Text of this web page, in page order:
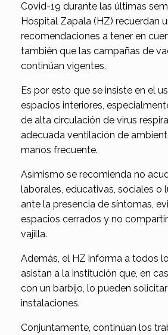
Covid-19 durante las últimas
Hospital Zapala (HZ) recuerdan
recomendaciones a tener en
también que las campañas de
continúan vigentes.
Es por esto que se insiste en el
espacios interiores,
de alta circulación de virus
adecuada ventilación de
manos frecuente.
Asimismo se recomienda no
laborales, educativas, sociales o
ante la presencia de síntomas,
espacios cerrados y no
vajilla.
Además, el HZ informa a todos
asistan a la institución que, en
con un barbijo, lo pueden
instalaciones.
Conjuntamente, continúan los